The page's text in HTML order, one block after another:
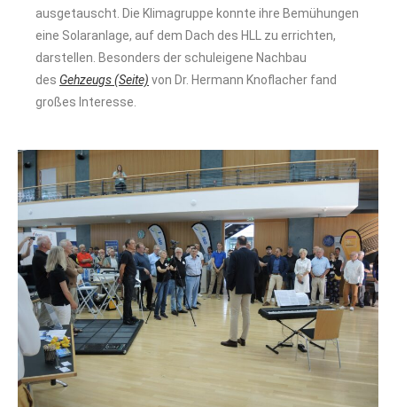
ausgetauscht. Die Klimagruppe konnte ihre Bemühungen
eine Solaranlage, auf dem Dach des HLL zu errichten,
darstellen. Besonders der schuleigene Nachbau
des Gehzeugs (Seite) von Dr. Hermann Knoflacher fand
großes Interesse.